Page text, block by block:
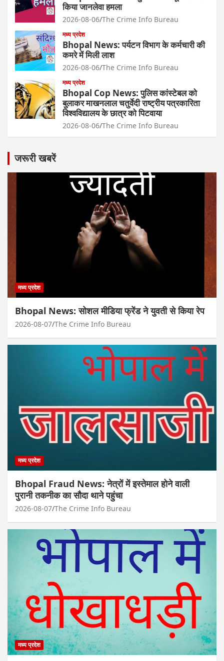
किया जानलेवा हमला
2026-08-06 The Crime Info Bureau
मध्य प्रदेश
Bhopal News: पर्यटन विभाग के कर्मचारी की
कमरे में मिली लाश
2026-08-06 The Crime Info Bureau
मध्य प्रदेश
Bhopal Cop News: पुलिस कांस्टेबल को
बुलाकर माखनलाल चतुर्वेदी राष्ट्रीय पत्रकारिता
विश्वविद्यालय के छात्र को पिटवाया
2026-08-06 The Crime Info Bureau
जरूरी खबरें
मध्य प्रदेश
Bhopal News: सोशल मीडिया फ्रेंड ने युवती से किया रेप
2026-08-07 The Crime Info Bureau
मध्य प्रदेश
Bhopal Fraud News: नेत्रों में इस्तेमाल होने वाली
पुरानी तकनीक का सौदा थाने पहुंचा
2026-08-07 The Crime Info Bureau
मध्य प्रदेश